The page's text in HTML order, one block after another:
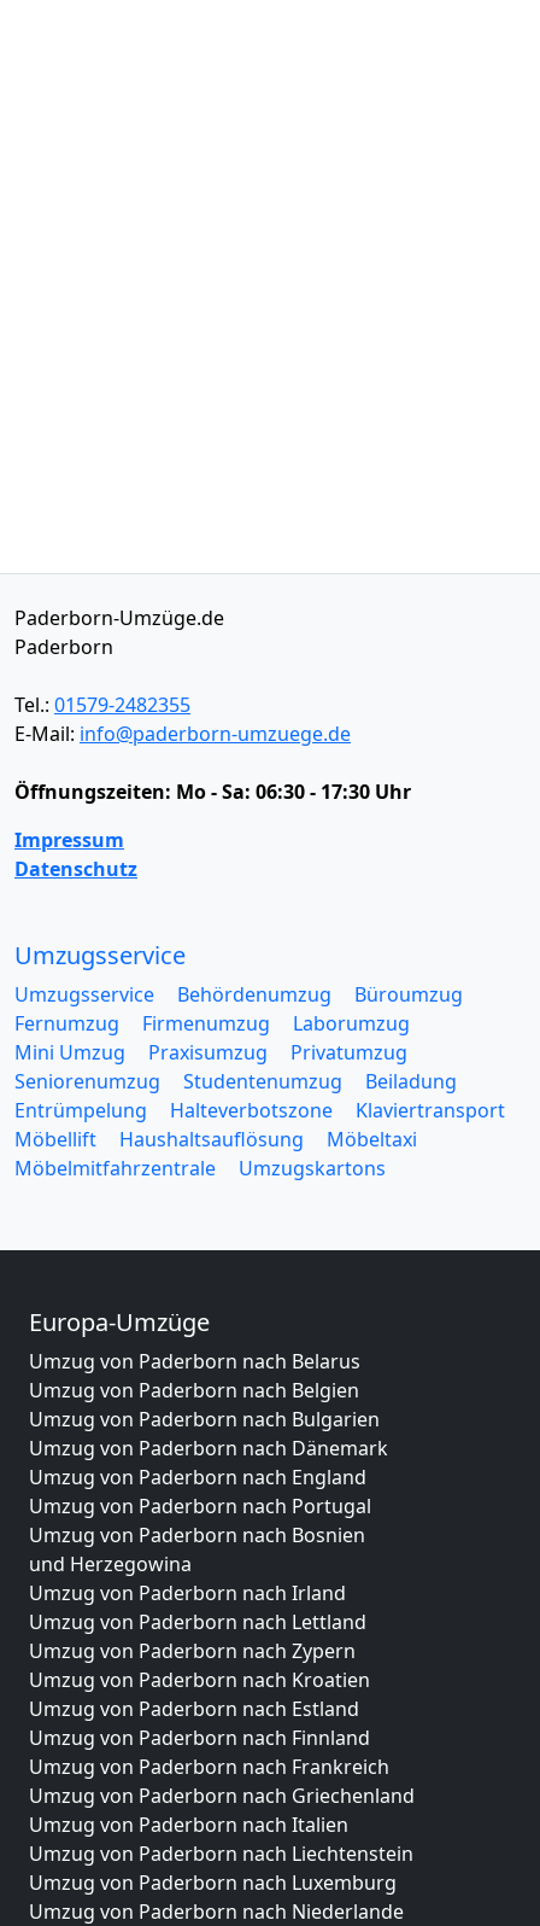
Paderborn-Umzüge.de
Paderborn
Tel.: 01579-2482355
E-Mail: info@paderborn-umzuege.de
Öffnungszeiten: Mo - Sa: 06:30 - 17:30 Uhr
Impressum
Datenschutz
Umzugsservice
Umzugsservice Behördenumzug
Büroumzug
Fernumzug
Firmenumzug
Laborumzug
Mini Umzug
Praxisumzug
Privatumzug
Seniorenumzug
Studentenumzug
Beiladung
Entrümpelung
Halteverbotszone
Klaviertransport
Möbellift
Haushaltsauflösung
Möbeltaxi
Möbelmitfahrzentrale
Umzugskartons
Europa-Umzüge
Umzug von Paderborn nach Belarus
Umzug von Paderborn nach Belgien
Umzug von Paderborn nach Bulgarien
Umzug von Paderborn nach Dänemark
Umzug von Paderborn nach England
Umzug von Paderborn nach Portugal
Umzug von Paderborn nach Bosnien
und Herzegowina
Umzug von Paderborn nach Irland
Umzug von Paderborn nach Lettland
Umzug von Paderborn nach Zypern
Umzug von Paderborn nach Kroatien
Umzug von Paderborn nach Estland
Umzug von Paderborn nach Finnland
Umzug von Paderborn nach Frankreich
Umzug von Paderborn nach Griechenland
Umzug von Paderborn nach Italien
Umzug von Paderborn nach Liechtenstein
Umzug von Paderborn nach Luxemburg
Umzug von Paderborn nach Niederlande